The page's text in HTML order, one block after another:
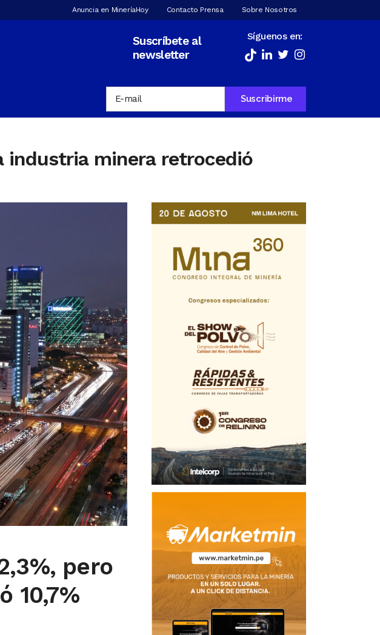
Anuncia en MineríaHoy Contacto Prensa Sobre Nosotros
Suscríbete al
newsletter
Síguenos en:
industria minera retrocedió
pero
10,7%